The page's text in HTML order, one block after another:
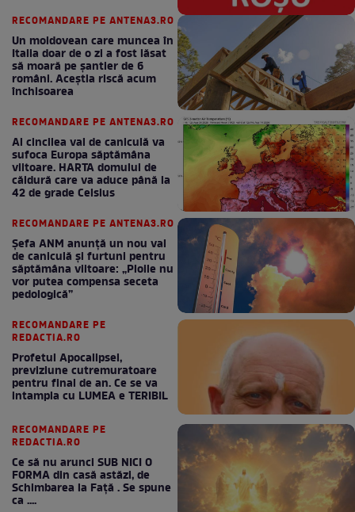
RECOMANDARE PE ANTENA3.RO
Un moldovean care muncea în
Italia doar de o zi a fost lăsat
să moară pe şantier de 6
români. Aceștia riscă acum
închisoarea
RECOMANDARE PE ANTENA3.RO
Al cincilea val de caniculă va
sufoca Europa săptămâna
viitoare. HARTA domului de
căldură care va aduce până la
42 de grade Celsius
RECOMANDARE PE ANTENA3.RO
Șefa ANM anunță un nou val
de caniculă și furtuni pentru
săptămâna viitoare: „Ploile nu
vor putea compensa seceta
pedologică”
RECOMANDARE PE
REDACTIA.RO
Profetul Apocalipsei,
previziune cutremuratoare
pentru final de an. Ce se va
intampla cu LUMEA e TERIBIL
RECOMANDARE PE
REDACTIA.RO
Ce să nu arunci SUB NICI O
FORMA din casă astăzi, de
Schimbarea la Față . Se spune
ca ....